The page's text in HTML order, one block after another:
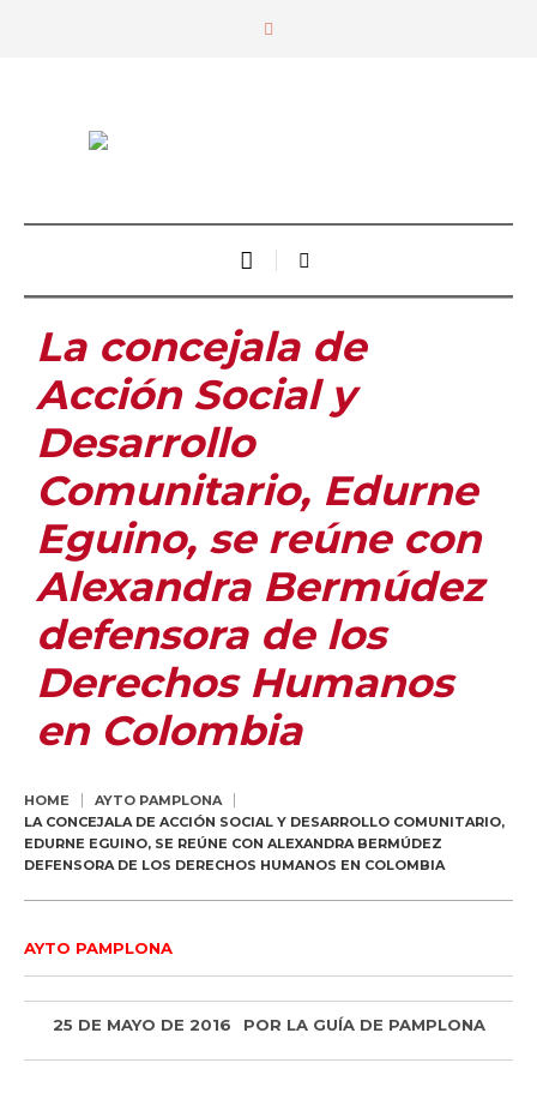
La concejala de
Acción Social y
Desarrollo
Comunitario, Edurne
Eguino, se reúne con
Alexandra Bermúdez
defensora de los
Derechos Humanos
en Colombia
HOME
AYTO PAMPLONA
LA CONCEJALA DE ACCIÓN SOCIAL Y DESARROLLO COMUNITARIO,
EDURNE EGUINO, SE REÚNE CON ALEXANDRA BERMÚDEZ
DEFENSORA DE LOS DERECHOS HUMANOS EN COLOMBIA
AYTO PAMPLONA
25 DE MAYO DE 2016 POR LA GUÍA DE PAMPLONA